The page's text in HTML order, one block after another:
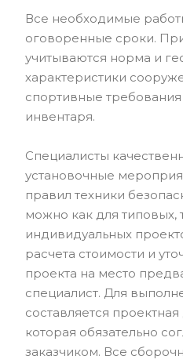
Все необходимые
оговоренные сроки.
учитываются норма и
характеристики
спортивные
инвентаря.
Специалисты
установочные
правил техники
можно как для типовых,
индивидуальных
расчета стоимости и
проекта на место
специалист. Для
составляется
которая обязательно
заказчиком. Все